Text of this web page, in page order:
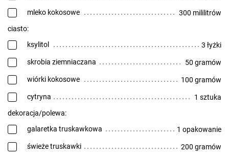
mleko kokosowe
300 mililitrów
ciasto:
ksylitol
3 łyżki
skrobia ziemniaczana 50 gramów
wiórki kokosowe 100 gramów
cytryna
1 sztuka
dekoracja/polewa:
galaretka truskawkowa
1 opakowanie
świeże truskawki 200 gramów